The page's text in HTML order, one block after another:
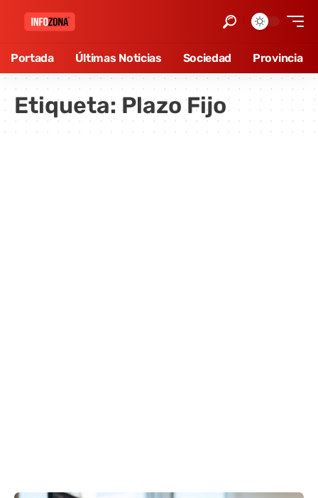
Portada Últimas Noticias Sociedad Provincia
Etiqueta: Plazo Fijo